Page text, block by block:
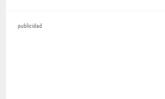
publicidad